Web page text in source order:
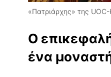
«Πατριάρχης» της
Ο
ένα